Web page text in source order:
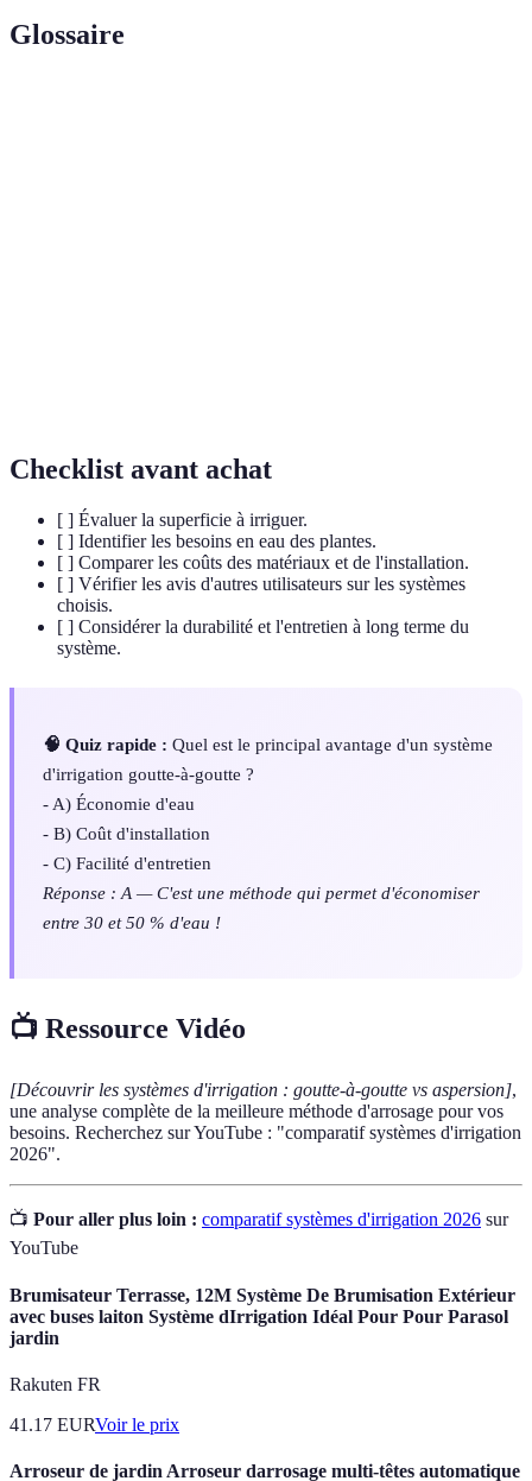
Glossaire
Checklist avant achat
[ ] Évaluer la superficie à irriguer.
[ ] Identifier les besoins en eau des plantes.
[ ] Comparer les coûts des matériaux et de l'installation.
[ ] Vérifier les avis d'autres utilisateurs sur les systèmes
choisis.
[ ] Considérer la durabilité et l'entretien à long terme du
système.
🧠 Quiz rapide : Quel est le principal avantage d'un système
d'irrigation goutte-à-goutte ?
- A) Économie d'eau
- B) Coût d'installation
- C) Facilité d'entretien
Réponse : A — C'est une méthode qui permet d'économiser
entre 30 et 50 % d'eau !
📺 Ressource Vidéo
[Découvrir les systèmes d'irrigation : goutte-à-goutte vs aspersion],
une analyse complète de la meilleure méthode d'arrosage pour vos
besoins. Recherchez sur YouTube : "comparatif systèmes d'irrigation
2026".
📺 Pour aller plus loin : comparatif systèmes d'irrigation 2026 sur
YouTube
Brumisateur Terrasse, 12M Système De Brumisation Extérieur
avec buses laiton Système dIrrigation Idéal Pour Pour Parasol
jardin
Rakuten FR
41.17 EURVoir le prix
Arroseur de jardin Arroseur darrosage multi-têtes automatique